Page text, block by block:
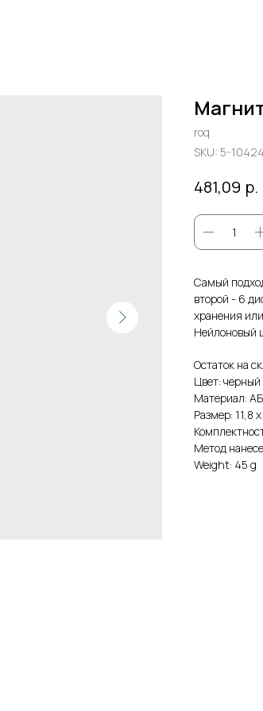
roq
SKU: 5-
481,09 р.
Самый
второй - 6
хранения
Нейлоновый
Остаток на
Цвет: черный
Материал:
Размер: 11,8
Метод
Weight: 45 g